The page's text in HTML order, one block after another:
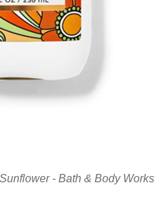
- Bath & Body Works